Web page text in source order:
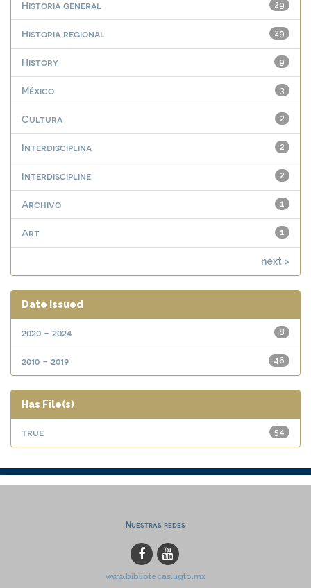
29
Historia general
29
Historia regional
9
History
3
México
2
Cultura
2
Interdisciplina
2
Interdiscipline
1
Archivo
1
Art
next >
Date issued
8
2020 - 2024
46
2010 - 2019
Has File(s)
54
true
Nuestras redes
www.bibliotecas.ugto.mx